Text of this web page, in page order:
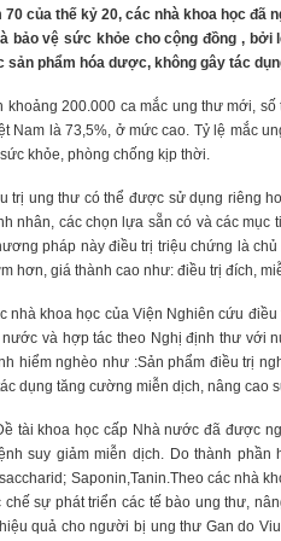
của thế kỷ 20, các nhà khoa học đã
bảo vệ sức khỏe cho cộng đồng ,
sản phẩm hóa dược, không gây tác
khoảng 200.000 ca mắc ung thư mới,
Nam là 73,5%, ở mức cao. Tỷ lệ mắc
khỏe, phòng chống kịp thời.
trị ung thư có thể được sử dụng riêng
nhân, các chọn lựa sẵn có và các
pháp này điều trị triệu chứng là
hơn, giá thành cao như: điều trị đích,
nhà khoa học của Viện Nghiên cứu
và hợp tác theo Nghị định thư với
hiểm nghèo như :Sản phẩm điều trị
dụng tăng cường miễn dịch, nâng cao
tài khoa học cấp Nhà nước đã được
suy giảm miễn dịch. Do thành phần
Saponin,Tanin.Theo các nhà
chế sự phát triển các tế bào ung thư,
quả cho người bị ung thư Gan do